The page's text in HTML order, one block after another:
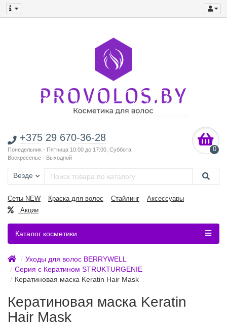
+375 29 670-36-28
Понедельник - Пятница 10:00 до 17:00, Суббота,
Воскресенье - Выходной
0
Везде
Сеты NEW Краска для волос Стайлинг
Аксессуары
Акции
Каталог косметики
Уходы для волос BERRYWELL
Серия с Кератином STRUKTURGENIE
Кератиновая маска Keratin Hair Mask
Кератиновая маска Keratin
Hair Mask